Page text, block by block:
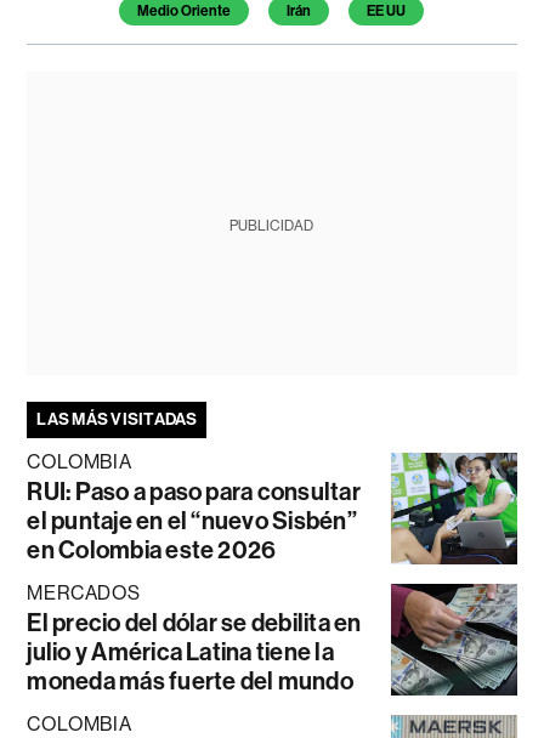
Medio Oriente Irán EE UU
PUBLICIDAD
LAS MÁS VISITADAS
COLOMBIA
RUI: Paso a paso para consultar
el puntaje en el “nuevo Sisbén”
en Colombia este 2026
MERCADOS
El precio del dólar se debilita en
julio y América Latina tiene la
moneda más fuerte del mundo
COLOMBIA